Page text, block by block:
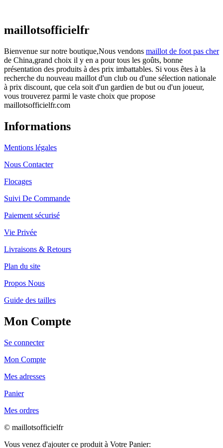
maillotsofficielfr
Bienvenue sur notre boutique,Nous vendons maillot de foot pas cher
de China,grand choix il y en a pour tous les goûts, bonne
présentation des produits à des prix imbattables. Si vous êtes à la
recherche du nouveau maillot d'un club ou d'une sélection nationale
à prix discount, que cela soit d'un gardien de but ou d'un joueur,
vous trouverez parmi le vaste choix que propose
maillotsofficielfr.com
Informations
Mentions légales
Nous Contacter
Flocages
Suivi De Commande
Paiement sécurisé
Vie Privée
Livraisons & Retours
Plan du site
Propos Nous
Guide des tailles
Mon Compte
Se connecter
Mon Compte
Mes adresses
Panier
Mes ordres
© maillotsofficielfr
Vous venez d'ajouter ce produit à Votre Panier: